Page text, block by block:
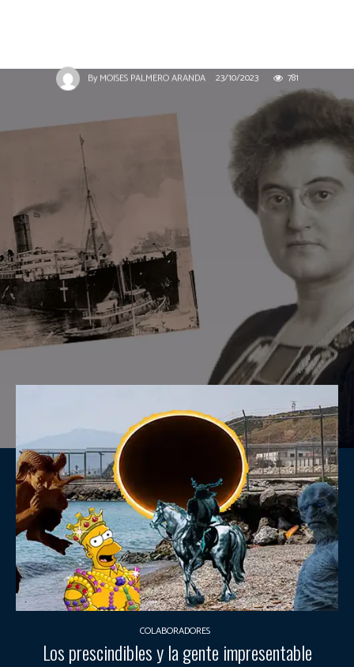
By MOISES PALMERO ARANDA 23/10/2023 781
COLABORADORES
Los prescindibles y la gente impresentable